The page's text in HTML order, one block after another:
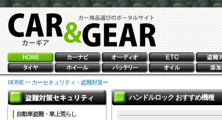
HOME>> カーセキュリティ・盗難対策ー
自動車盗難・車上荒らし
ハンドルロック おすすめ機種